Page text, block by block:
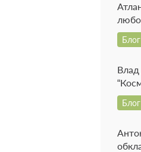
Блог
Влад
Блог